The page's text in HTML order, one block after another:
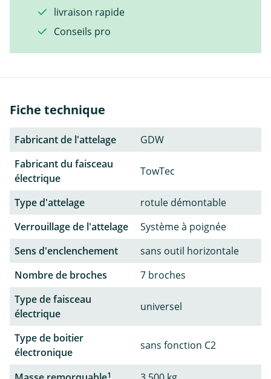
livraison rapide
Conseils pro
Fiche technique
Fabricant de l'attelage
GDW
Fabricant du faisceau
électrique
TowTec
Type d'attelage
rotule démontable
Verrouillage de l'attelage
Système à poignée
Sens d'enclenchement
sans outil horizontale
Nombre de broches
7 broches
Type de faisceau
électrique
universel
Type de boitier
électronique
sans fonction C2
1